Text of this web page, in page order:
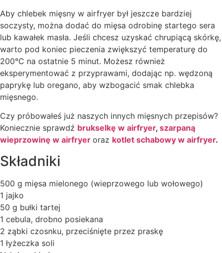
Aby chlebek mięsny w airfryer był jeszcze bardziej
soczysty, można dodać do mięsa odrobinę startego sera
lub kawałek masła. Jeśli chcesz uzyskać chrupiącą skórkę,
warto pod koniec pieczenia zwiększyć temperaturę do
200°C na ostatnie 5 minut. Możesz również
eksperymentować z przyprawami, dodając np. wędzoną
paprykę lub oregano, aby wzbogacić smak chlebka
mięsnego.
Czy próbowałeś już naszych innych mięsnych przepisów?
Koniecznie sprawdź brukselkę w airfryer, szarpaną
wieprzowinę w airfryer oraz kotlet schabowy w airfryer.
Składniki
500 g mięsa mielonego (wieprzowego lub wołowego)
1 jajko
50 g bułki tartej
1 cebula, drobno posiekana
2 ząbki czosnku, przeciśnięte przez praskę
1 łyżeczka soli